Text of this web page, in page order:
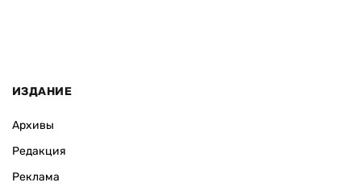
ИЗДАНИЕ
Архивы
Редакция
Реклама